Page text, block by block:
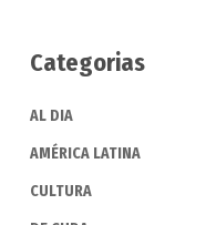
Categorias
AL DIA
AMÉRICA LATINA
CULTURA